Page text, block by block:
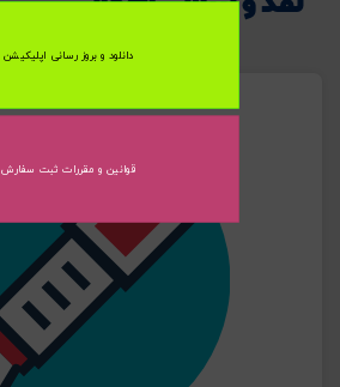
قوانین و مقررات ثبت سفارش
دانلود و بروز رسانی اپلیکیشن